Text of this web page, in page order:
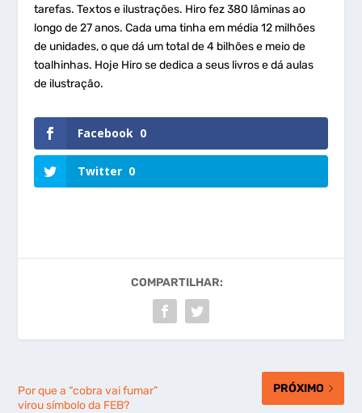
tarefas. Textos e ilustrações. Hiro fez 380 lâminas ao
longo de 27 anos. Cada uma tinha em média 12 milhões
de unidades, o que dá um total de 4 bilhões e meio de
toalhinhas. Hoje Hiro se dedica a seus livros e dá aulas
de ilustração.
Facebook 0
Twitter 0
COMPARTILHAR:
Por que a “cobra vai fumar”
virou símbolo da FEB?
PRÓXIMO